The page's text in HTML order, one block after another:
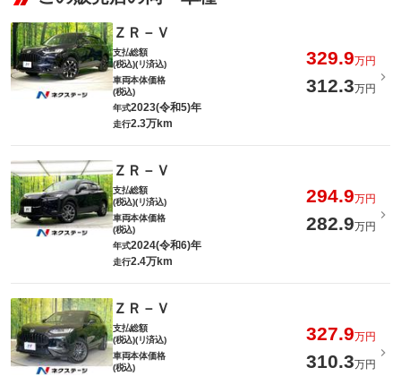
ＺＲ－Ｖ
支払総額
(税込)(リ済込)
329.9万円
車両本体価格
(税込)
312.3万円
年式2023(令和5)年
走行2.3万km
ＺＲ－Ｖ
支払総額
(税込)(リ済込)
294.9万円
車両本体価格
(税込)
282.9万円
年式2024(令和6)年
走行2.4万km
ＺＲ－Ｖ
支払総額
(税込)(リ済込)
327.9万円
車両本体価格
(税込)
310.3万円